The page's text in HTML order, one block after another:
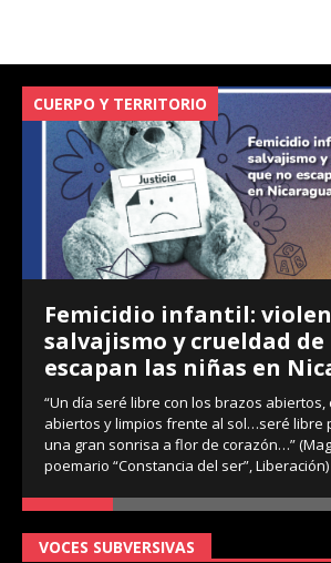
CUERPO Y TERRITORIO
Femicidio infantil:
salvajismo y crueldad de
escapan las niñas en
“Un día seré libre con los brazos abiertos,
abiertos y limpios frente al sol…seré libre
una gran sonrisa a flor de corazón…”
poemario “Constancia del ser”, Liberación)
VOCES SUBVERSIVAS